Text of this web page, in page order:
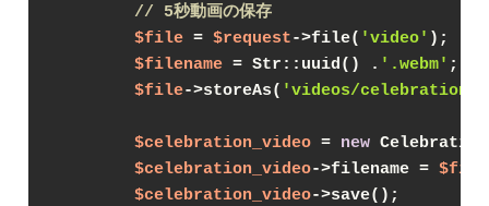
// 5秒動画の保存
$file = $request->file( 'video' );
$filename = Str::uuid() . '.webm' ;
$file->storeAs( 'videos/
$celebration_video = new
$celebration_video->filename =
$celebration_video->save();